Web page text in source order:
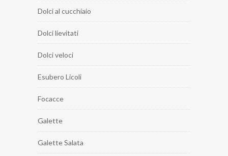
Dolci al cucchiaio
Dolci lievitati
Dolci veloci
Esubero Licoli
Focacce
Galette
Galette Salata